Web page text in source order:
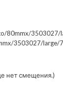
80mmx/3503027/
3503027/large/
нет смещения.)